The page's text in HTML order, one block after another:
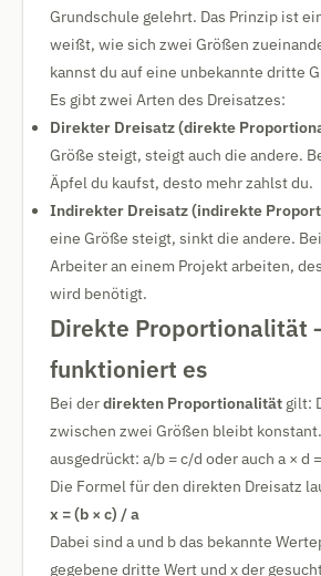
Grundschule gelehrt. Das Prinzip ist
weißt, wie sich zwei Größen
kannst du auf eine unbekannte dritte
Es gibt zwei Arten des Dreisatzes:
Direkter Dreisatz (direkte
Größe steigt, steigt auch die andere.
Äpfel du kaufst, desto mehr zahlst du.
Indirekter Dreisatz (indirekte
eine Größe steigt, sinkt die andere.
Arbeiter an einem Projekt arbeiten,
wird benötigt.
Direkte Proportionalität
funktioniert es
Bei derdirekten Proportionalität gilt:
zwischen zwei Größen bleibt
ausgedrückt: a/b = c/d oder auch a × d
Die Formel für den direkten Dreisatz
x = (b × c) / a
Dabei sind a und b das bekannte
gegebene dritte Wert und x der